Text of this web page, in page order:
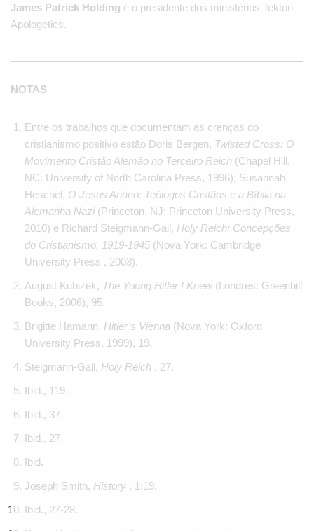
James Patrick Holding é o presidente dos ministérios Tekton
Apologetics.
NOTAS
Entre os trabalhos que documentam as crenças do
cristianismo positivo estão Doris Bergen, Twisted Cross: O
Movimento Cristão Alemão no Terceiro Reich (Chapel Hill,
NC: University of North Carolina Press, 1996); Susannah
Heschel, O Jesus Ariano: Teólogos Cristãos e a Bíblia na
Alemanha Nazi(Princeton, NJ: Princeton University Press,
2010) e Richard Steigmann-Gall, Holy Reich: Concepções
do Cristianismo, 1919-1945 (Nova York: Cambridge
University Press , 2003).
August Kubizek, The Young Hitler I Knew (Londres: Greenhill
Books, 2006), 95.
Brigitte Hamann, Hitler’s Vienna (Nova York: Oxford
University Press, 1999), 19.
Steigmann-Gall, Holy Reich , 27.
Ibid., 119.
Ibid., 37.
Ibid., 27.
Ibid.
Joseph Smith, History , 1:19.
Ibid., 27-28.